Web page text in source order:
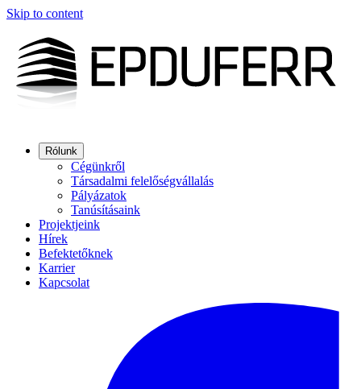
Skip to content
Rólunk
Cégünkről
Társadalmi felelőségvállalás
Pályázatok
Tanúsításaink
Projektjeink
Hírek
Befektetőknek
Karrier
Kapcsolat